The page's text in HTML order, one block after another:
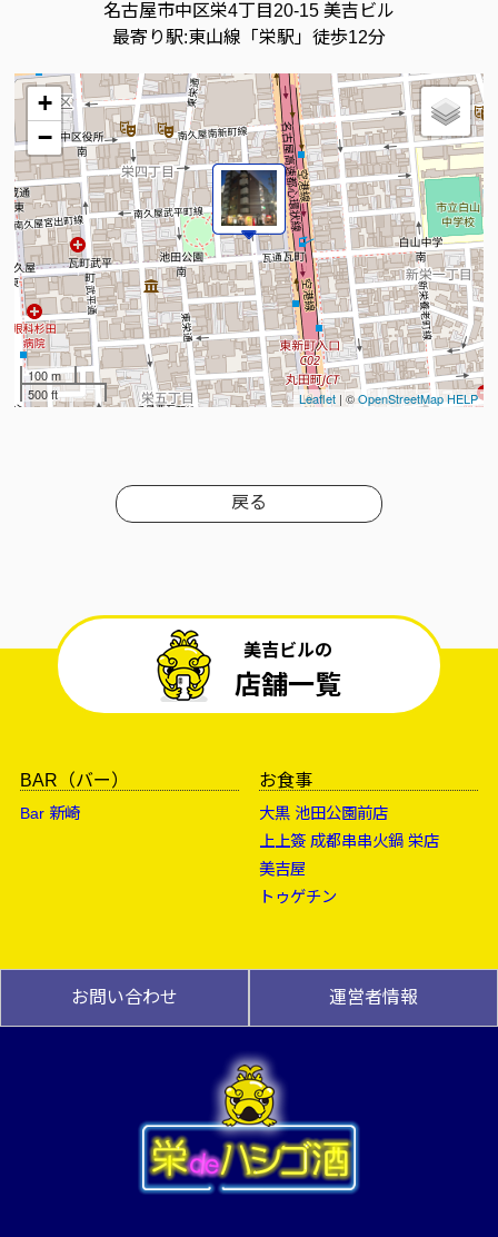
名古屋市中区栄4丁目20-15 美吉ビル
最寄り駅:東山線「栄駅」徒歩12分
+
−
100 m
500 ft
Leaflet| ©OpenStreetMap HELP
戻る
美吉ビルの
店舗一覧
BAR（バー）
Bar 新崎
お食事
大黒 池田公園前店
上上簽 成都串串火鍋 栄店
美吉屋
トゥゲチン
お問い合わせ 運営者情報